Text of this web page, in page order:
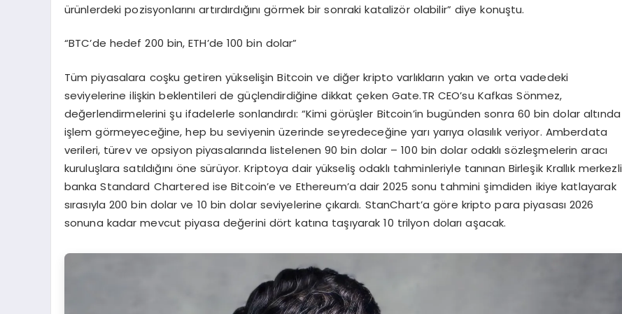
ürünlerdeki pozisyonlarını artırdırdığını görmek bir sonraki katalizör olabilir” diye konuştu.
“BTC’de hedef 200 bin, ETH’de 100 bin dolar”
Tüm piyasalara coşku getiren yükselişin Bitcoin ve diğer kripto varlıkların yakın ve orta vadedeki
seviyelerine ilişkin beklentileri de güçlendirdiğine dikkat çeken Gate.TR CEO’su Kafkas Sönmez,
değerlendirmelerini şu ifadelerle sonlandırdı: “Kimi görüşler Bitcoin’in bugünden sonra 60 bin dolar altında
işlem görmeyeceğine, hep bu seviyenin üzerinde seyredeceğine yarı yarıya olasılık veriyor. Amberdata
verileri, türev ve opsiyon piyasalarında listelenen 90 bin dolar – 100 bin dolar odaklı sözleşmelerin aracı
kuruluşlara satıldığını öne sürüyor. Kriptoya dair yükseliş odaklı tahminleriyle tanınan Birleşik Krallık merkezli
banka Standard Chartered ise Bitcoin’e ve Ethereum’a dair 2025 sonu tahmini şimdiden ikiye katlayarak
sırasıyla 200 bin dolar ve 10 bin dolar seviyelerine çıkardı. StanChart’a göre kripto para piyasası 2026
sonuna kadar mevcut piyasa değerini dört katına taşıyarak 10 trilyon doları aşacak.